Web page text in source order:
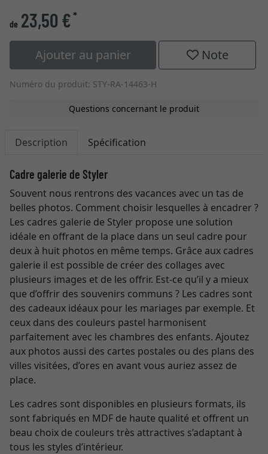
de 23,50 €*
Ajouter au panier Note
Numéro du produit: STY-RA-14463-H
Questions concernant le produit
Description Spécification
Cadre galerie de Styler
Souvent nous rentrons des vacances avec un tas de
belles photos. Comment choisir lesquelles à encadrer ?
Les cadres galerie de Styler propose une solution
idéale en offrant de la place dans un seul cadre pour
deux à huit photos en même temps. Grâce aux cadres
galerie il est possible de créer des collages avec
plusieurs images et de les offrir. Est-ce qu’il y a mieux
que d’offrir des souvenirs communs ? Les cadres sont
des cadeaux idéaux pour les mariages par exemple. Et
ceux dans des couleurs pastel harmonisent
parfaitement avec les chambres des enfants. Ajoutez
aux photos aussi des cartes postales ou des plans des
villes visitées, d’ores en avant vous auriez assez de
place.
Les cadres sont disponibles en plusieurs formats, ils
sont fabriqués en MDF de haute qualité et offrent un
beau choix de couleurs très attractives s’adaptant à
tous les styles d’intérieur.